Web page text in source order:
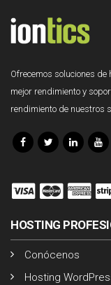
Ofrecemos soluciones
mejor rendimiento y
rendimiento de nuestros
HOSTING
Conócenos
Hosting